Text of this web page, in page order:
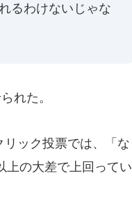
るわけないじゃな
れた。
ック投票では、「な
上の大差で上回ってい